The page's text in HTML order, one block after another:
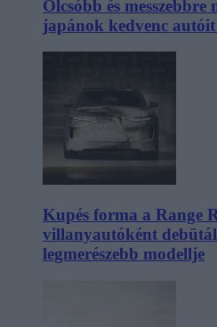
Olcsóbb és
japánok kedvenc autóit
Kupés forma a Range
villanyautóként
legmerészebb modellje